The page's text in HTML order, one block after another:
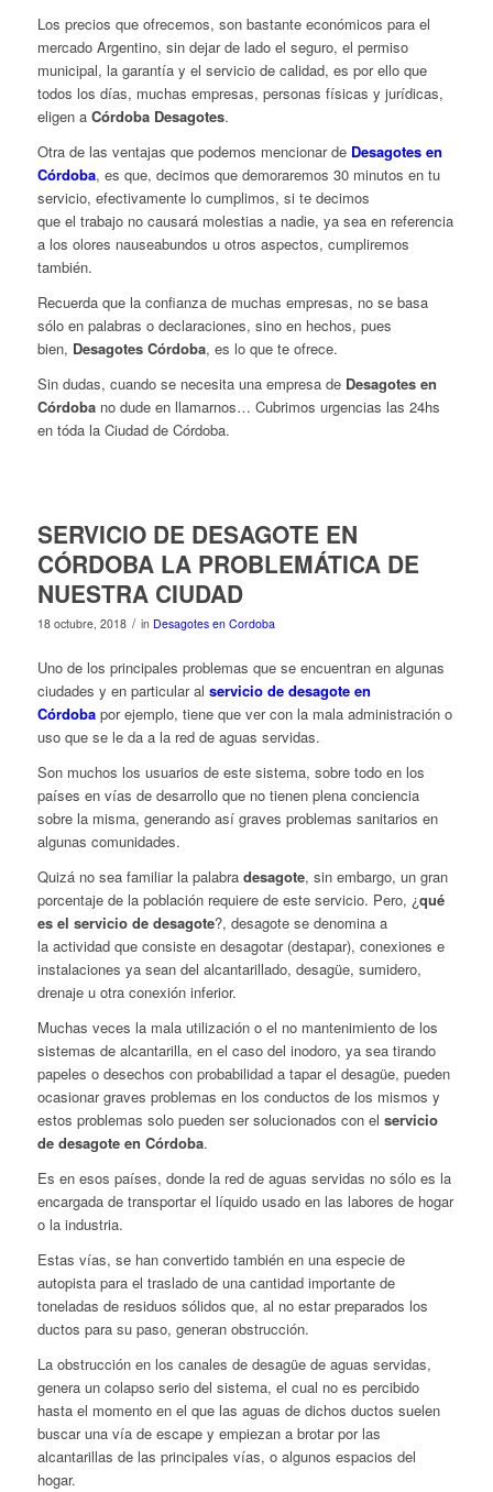
Los precios que ofrecemos, son bastante económicos para el
mercado Argentino, sin dejar de lado el seguro, el permiso
municipal, la garantía y el servicio de calidad, es por ello que
todos los días, muchas empresas, personas físicas y jurídicas,
eligen aCórdoba Desagotes.
Otra de las ventajas que podemos mencionar de Desagotes en
Córdoba, es que, decimos que demoraremos 30 minutos en tu
servicio, efectivamente lo cumplimos, si te decimos
que el trabajo no causará molestias a nadie, ya sea en referencia
a los olores nauseabundos u otros aspectos, cumpliremos
también.
Recuerda que la confianza de muchas empresas, no se basa
sólo en palabras o declaraciones, sino en hechos, pues
bien, Desagotes Córdoba, es lo que te ofrece.
Sin dudas, cuando se necesita una empresa de Desagotes en
Córdobano dude en llamarnos… Cubrimos urgencias las 24hs
en tóda la Ciudad de Córdoba.
SERVICIO DE DESAGOTE EN
CÓRDOBA LA PROBLEMÁTICA DE
NUESTRA CIUDAD
18 octubre, 2018 / in Desagotes en Cordoba
Uno de los principales problemas que se encuentran en algunas
ciudades y en particular al servicio de desagote en
Córdobapor ejemplo, tiene que ver con la mala administración o
uso que se le da a la red de aguas servidas.
Son muchos los usuarios de este sistema, sobre todo en los
países en vías de desarrollo que no tienen plena conciencia
sobre la misma, generando así graves problemas sanitarios en
algunas comunidades.
Quizá no sea familiar la palabra desagote, sin embargo, un gran
porcentaje de la población requiere de este servicio. Pero, ¿qué
es el servicio de desagote?, desagote se denomina a
la actividad que consiste en desagotar (destapar), conexiones e
instalaciones ya sean del alcantarillado, desagüe, sumidero,
drenaje u otra conexión inferior.
Muchas veces la mala utilización o el no mantenimiento de los
sistemas de alcantarilla, en el caso del inodoro, ya sea tirando
papeles o desechos con probabilidad a tapar el desagüe, pueden
ocasionar graves problemas en los conductos de los mismos y
estos problemas solo pueden ser solucionados con el servicio
de desagote en Córdoba.
Es en esos países, donde la red de aguas servidas no sólo es la
encargada de transportar el líquido usado en las labores de hogar
o la industria.
Estas vías, se han convertido también en una especie de
autopista para el traslado de una cantidad importante de
toneladas de residuos sólidos que, al no estar preparados los
ductos para su paso, generan obstrucción.
La obstrucción en los canales de desagüe de aguas servidas,
genera un colapso serio del sistema, el cual no es percibido
hasta el momento en el que las aguas de dichos ductos suelen
buscar una vía de escape y empiezan a brotar por las
alcantarillas de las principales vías, o algunos espacios del
hogar.